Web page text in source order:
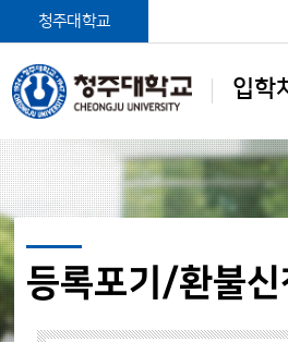
입학
청주대학교
등록포기/환불신